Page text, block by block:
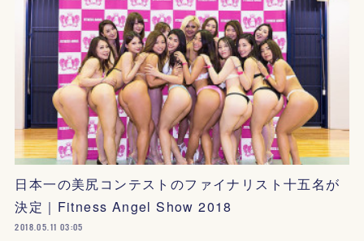
日本一の美尻コンテストのファイナリスト十五名が
決定｜Fitness Angel Show 2018
2018.05.11 03:05